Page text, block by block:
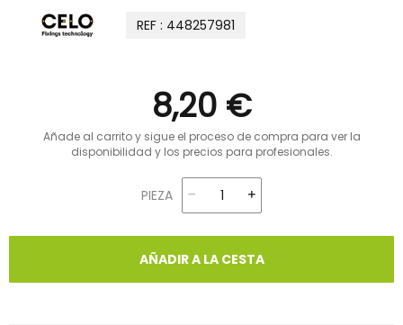
REF : 448257981
8,20 €
Añade al carrito y sigue el proceso de compra para ver la
disponibilidad y los precios para profesionales.
PIEZA
AÑADIR A LA CESTA